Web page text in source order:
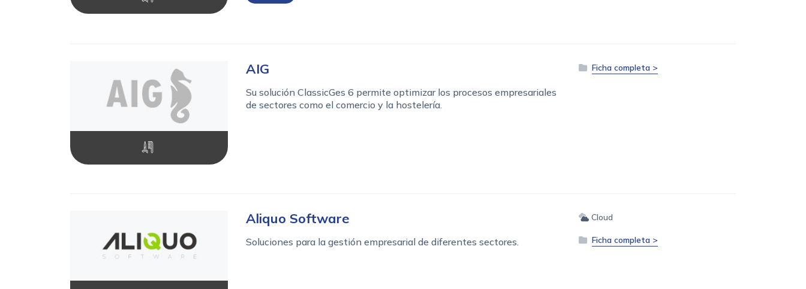
AIG
Su solución ClassicGes 6 permite optimizar los procesos empresariales
de sectores como el comercio y la hostelería.
Ficha completa >
Aliquo Software
Soluciones para la gestión empresarial de diferentes sectores.
Cloud
Ficha completa >